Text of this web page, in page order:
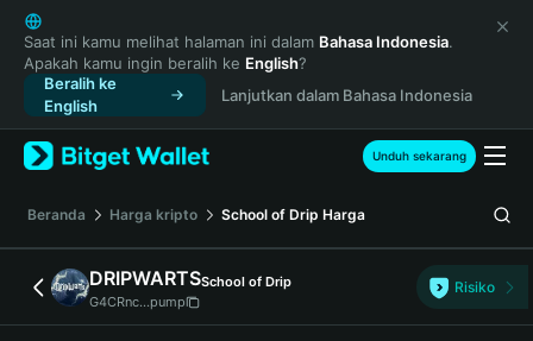
English
日本語
Tiếng Việt
Русский
Español (Latinoamérica)
Türkçe
Français
Deutsch
简体中文
繁體中文
Português (Portugal)
Saat ini kamu melihat halaman ini dalam Bahasa Indonesia.
Apakah kamu ingin beralih ke English?
Beralih ke
English
Lanjutkan dalam Bahasa Indonesia
Unduh sekarang
Beranda Harga kripto School of Drip Harga
DRIPWARTSSchool of Drip
G4CRnc...pump
Risiko